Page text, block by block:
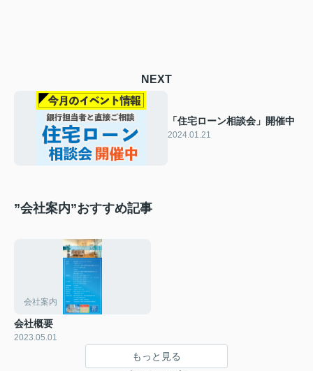
NEXT
「住宅ローン相談会」開催中
2024.01.21
”会社案内”おすすめ記事
会社案内
会社概要
2023.05.01
もっと見る